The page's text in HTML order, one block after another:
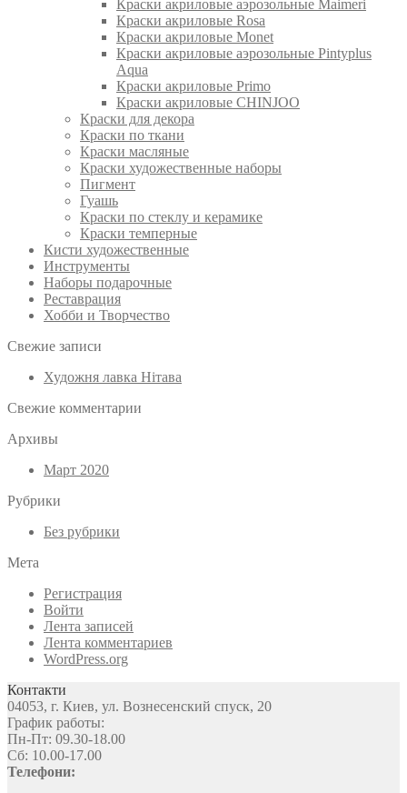
Краски акриловые аэрозольные Maimeri
Краски акриловые Rosa
Краски акриловые Monet
Краски акриловые аэрозольные Pintyplus
Aqua
Краски акриловые Primo
Краски акриловые CHINJOO
Краски для декора
Краски по ткани
Краски масляные
Краски художественные наборы
Пигмент
Гуашь
Краски по стеклу и керамике
Краски темперные
Кисти художественные
Инструменты
Наборы подарочные
Реставрация
Хобби и Творчество
Свежие записи
Художня лавка Нітава
Свежие комментарии
Архивы
Март 2020
Рубрики
Без рубрики
Мета
Регистрация
Войти
Лента записей
Лента комментариев
WordPress.org
Контакти
04053, г. Киев, ул. Вознесенский спуск, 20
График работы:
Пн-Пт: 09.30-18.00
Сб: 10.00-17.00
Телефони: